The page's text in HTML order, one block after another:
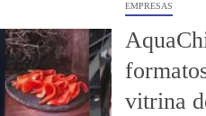
EMPRESAS
vitrina